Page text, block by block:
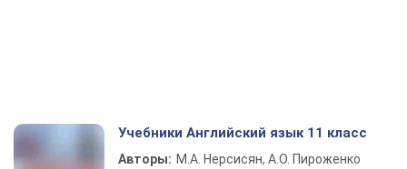
Учебники Английский язык 11 класс
Авторы: М.А. Нерсисян, А.О. Пироженко